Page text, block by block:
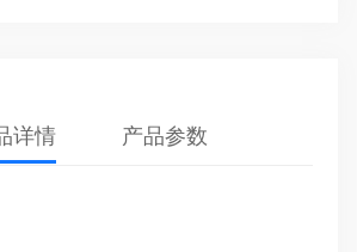
详情 产品参数